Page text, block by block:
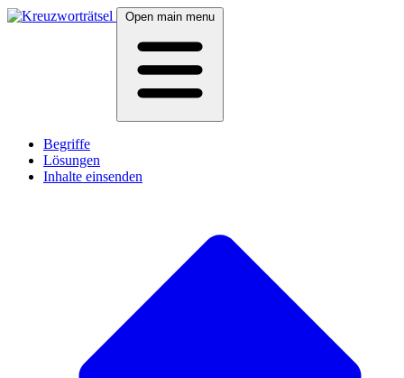
Open main menu
Begriffe
Lösungen
Inhalte einsenden